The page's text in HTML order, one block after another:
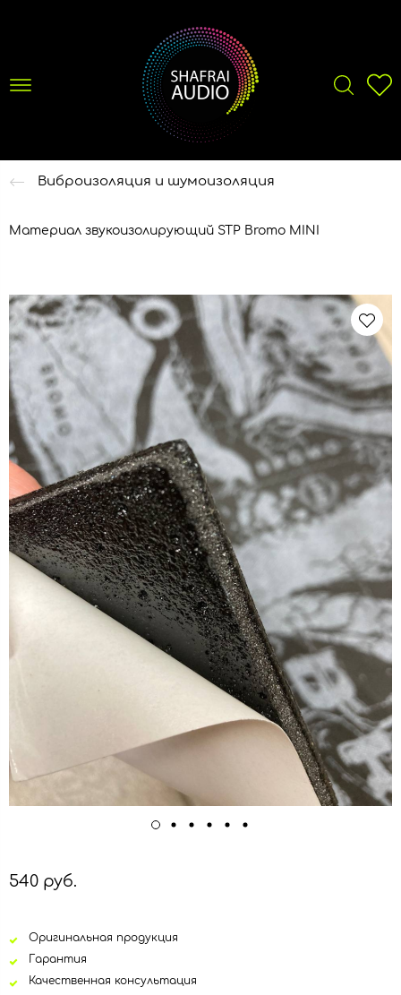
Виброизоляция и шумоизоляция
Материал звукоизолирующий STP Bromo MINI
540 руб.
Оригинальная продукция
Гарантия
Качественная консультация